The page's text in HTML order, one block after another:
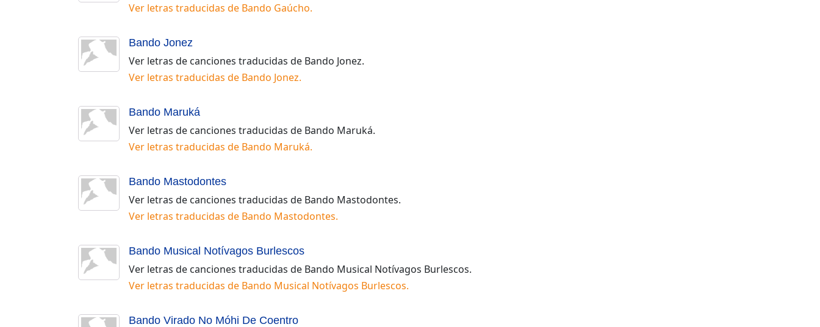
Ver letras traducidas de Bando Gaúcho.
Bando Jonez
Ver letras de canciones traducidas de Bando Jonez.
Ver letras traducidas de Bando Jonez.
Bando Maruká
Ver letras de canciones traducidas de Bando Maruká.
Ver letras traducidas de Bando Maruká.
Bando Mastodontes
Ver letras de canciones traducidas de Bando Mastodontes.
Ver letras traducidas de Bando Mastodontes.
Bando Musical Notívagos Burlescos
Ver letras de canciones traducidas de Bando Musical Notívagos Burlescos.
Ver letras traducidas de Bando Musical Notívagos Burlescos.
Bando Virado No Móhi De Coentro